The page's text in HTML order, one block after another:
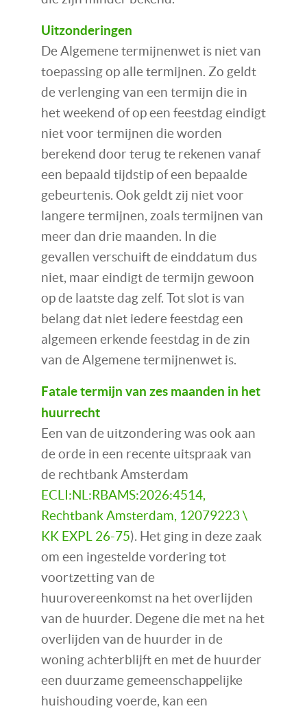
Uitzonderingen
De Algemene termijnenwet is niet van
toepassing op alle termijnen. Zo geldt
de verlenging van een termijn die in
het weekend of op een feestdag eindigt
niet voor termijnen die worden
berekend door terug te rekenen vanaf
een bepaald tijdstip of een bepaalde
gebeurtenis. Ook geldt zij niet voor
langere termijnen, zoals termijnen van
meer dan drie maanden. In die
gevallen verschuift de einddatum dus
niet, maar eindigt de termijn gewoon
op de laatste dag zelf. Tot slot is van
belang dat niet iedere feestdag een
algemeen erkende feestdag in de zin
van de Algemene termijnenwet is.
Fatale termijn van zes maanden in het
huurrecht
Een van de uitzondering was ook aan
de orde in een recente uitspraak van
de rechtbank Amsterdam
ECLI:NL:RBAMS:2026:4514,
Rechtbank Amsterdam, 12079223 \
KK EXPL 26-75). Het ging in deze zaak
om een ingestelde vordering tot
voortzetting van de
huurovereenkomst na het overlijden
van de huurder. Degene die met na het
overlijden van de huurder in de
woning achterblijft en met de huurder
een duurzame gemeenschappelijke
huishouding voerde, kan een